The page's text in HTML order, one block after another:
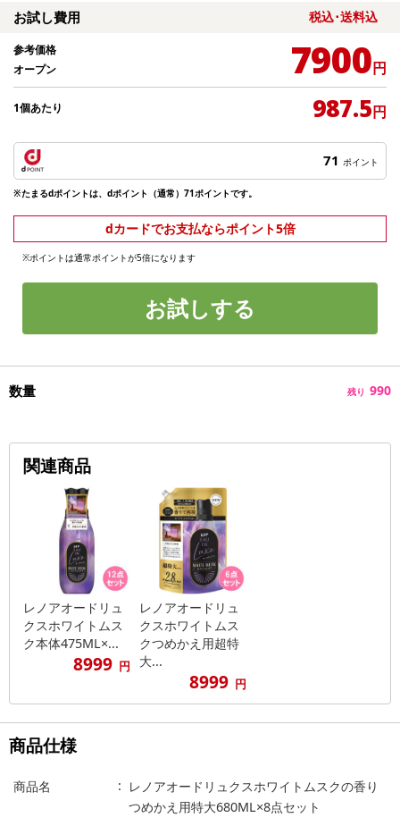
お試し費用 税込･送料込
参考価格
オープン
7900円
1個あたり 987.5円
71 ポイント
※たまるdポイントは、dポイント（通常）71ポイントです。
dカードでお支払ならポイント5倍
※ポイントは通常ポイントが5倍になります
お試しする
数量 残り 990
関連商品
レノアオードリュ
クスホワイトムス
ク本体475ML×...
8999 円
レノアオードリュ
クスホワイトムス
クつめかえ用超特
大...
8999 円
商品仕様
商品名
レノアオードリュクスホワイトムスクの香り
つめかえ用特大680ML×8点セット